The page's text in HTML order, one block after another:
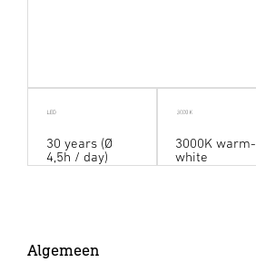
30 years (Ø
4,5h / day)
3000K warm-
white
Algemeen